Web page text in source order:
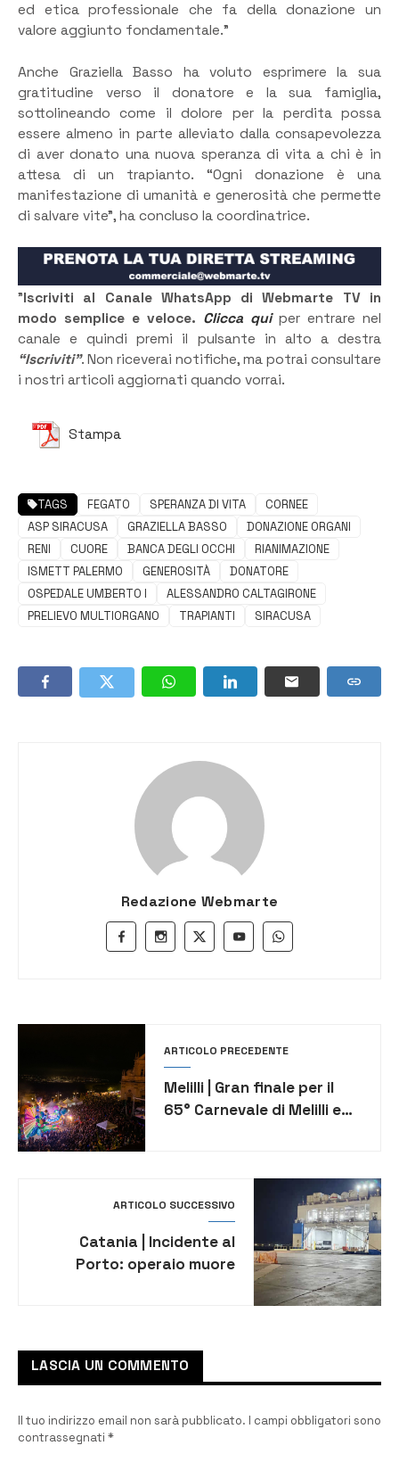
ed etica professionale che fa della donazione un
valore aggiunto fondamentale.”
Anche Graziella Basso ha voluto esprimere la sua
gratitudine verso il donatore e la sua famiglia,
sottolineando come il dolore per la perdita possa
essere almeno in parte alleviato dalla consapevolezza
di aver donato una nuova speranza di vita a chi è in
attesa di un trapianto. “Ogni donazione è una
manifestazione di umanità e generosità che permette
di salvare vite”, ha concluso la coordinatrice.
”Iscriviti al Canale WhatsApp di Webmarte TV in
modo semplice e veloce. Clicca quiper entrare nel
canale e quindi premi il pulsante in alto a destra
“Iscriviti”. Non riceverai notifiche, ma potrai consultare
i nostri articoli aggiornati quando vorrai.
Stampa
TAGS FEGATO SPERANZA DI VITA
CORNEE
ASP SIRACUSA
GRAZIELLA BASSO
DONAZIONE ORGANI
RENI
CUORE BANCA DEGLI OCCHI
RIANIMAZIONE
ISMETT PALERMO
GENEROSITÀ
DONATORE
OSPEDALE UMBERTO I
ALESSANDRO CALTAGIRONE
PRELIEVO MULTIORGANO
TRAPIANTI SIRACUSA
Redazione Webmarte
ARTICOLO PRECEDENTE
Melilli | Gran finale per il
65° Carnevale di Melilli e
ARTICOLO SUCCESSIVO
Catania | Incidente al
Porto: operaio muore
LASCIA UN COMMENTO
Il tuo indirizzo email non sarà pubblicato. I campi obbligatori sono
contrassegnati *